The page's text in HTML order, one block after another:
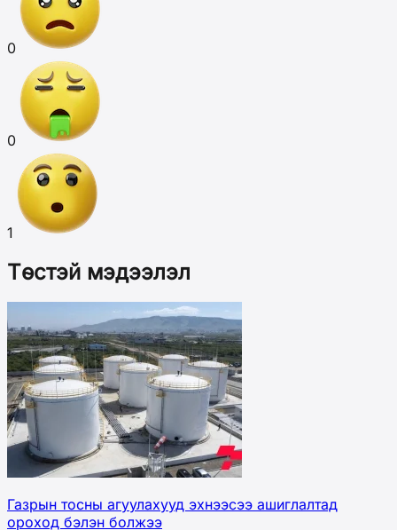
0
0
1
Төстэй мэдээлэл
Газрын тосны агуулахууд эхнээсээ ашиглалтад
ороход бэлэн болжээ